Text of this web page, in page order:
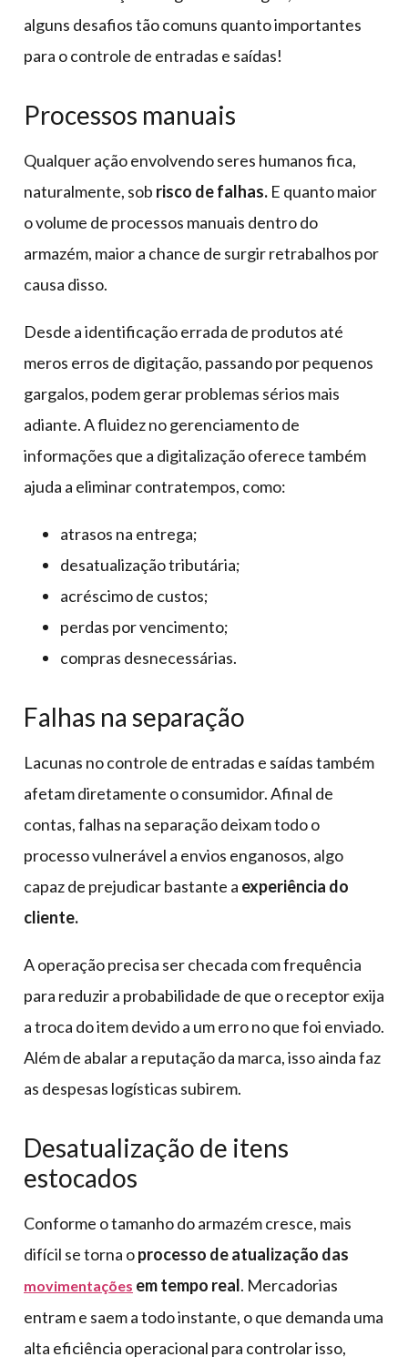
alguns desafios tão comuns quanto importantes
para o controle de entradas e saídas!
Processos manuais
Qualquer ação envolvendo seres humanos fica,
naturalmente, sob risco de falhas. E quanto maior
o volume de processos manuais dentro do
armazém, maior a chance de surgir retrabalhos por
causa disso.
Desde a identificação errada de produtos até
meros erros de digitação, passando por pequenos
gargalos, podem gerar problemas sérios mais
adiante. A fluidez no gerenciamento de
informações que a digitalização oferece também
ajuda a eliminar contratempos, como:
atrasos na entrega;
desatualização tributária;
acréscimo de custos;
perdas por vencimento;
compras desnecessárias.
Falhas na separação
Lacunas no controle de entradas e saídas também
afetam diretamente o consumidor. Afinal de
contas, falhas na separação deixam todo o
processo vulnerável a envios enganosos, algo
capaz de prejudicar bastante a experiência do
cliente.
A operação precisa ser checada com frequência
para reduzir a probabilidade de que o receptor exija
a troca do item devido a um erro no que foi enviado.
Além de abalar a reputação da marca, isso ainda faz
as despesas logísticas subirem.
Desatualização de itens
estocados
Conforme o tamanho do armazém cresce, mais
difícil se torna oprocesso de atualização das
movimentações em tempo real. Mercadorias
entram e saem a todo instante, o que demanda uma
alta eficiência operacional para controlar isso,